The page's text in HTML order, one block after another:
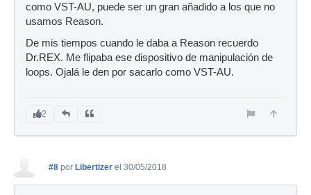
como VST-AU, puede ser un gran añadido a los que no
usamos Reason.
De mis tiempos cuando le daba a Reason recuerdo
Dr.REX. Me flipaba ese dispositivo de manipulación de
loops. Ojalá le den por sacarlo como VST-AU.
2
#8 por Libertizer el 30/05/2018